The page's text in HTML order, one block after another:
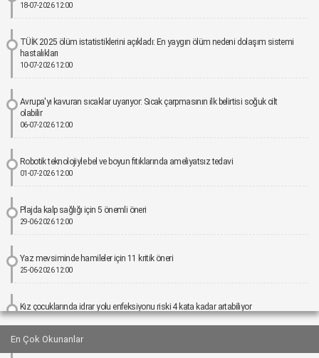
18-07-2026 12:00
TÜİK 2025 ölüm istatistiklerini açıkladı: En yaygın ölüm nedeni dolaşım sistemi
hastalıkları
10-07-2026 12:00
Avrupa'yı kavuran sıcaklar uyarıyor: Sıcak çarpmasının ilk belirtisi soğuk cilt
olabilir
06-07-2026 12:00
Robotik teknolojiyle bel ve boyun fıtıklarında ameliyatsız tedavi
01-07-2026 12:00
Plajda kalp sağlığı için 5 önemli öneri
29-06-2026 12:00
Yaz mevsiminde hamileler için 11 kritik öneri
25-06-2026 12:00
Kız çocuklarında idrar yolu enfeksiyonu riski 4 kata kadar artabiliyor
24-06-2026 12:00
Bel Ağrıları Basit Önlemlerle Kontrol Altına Alınabilir
En Çok Okunanlar